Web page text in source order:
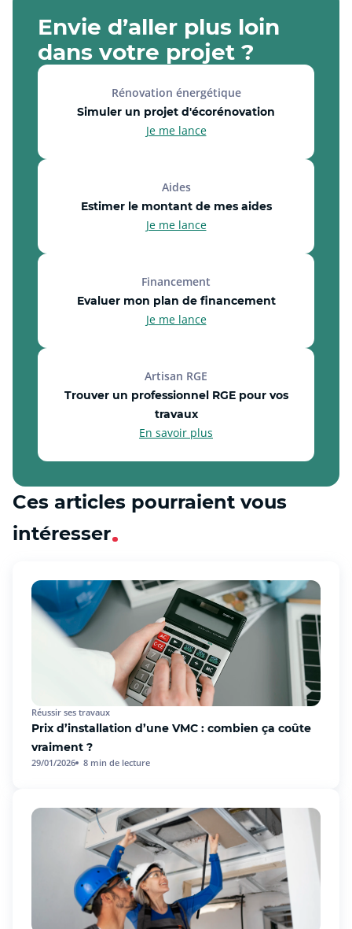
Envie d’aller plus loin
dans votre projet ?
Simuler un projet d'écorénovation
Rénovation énergétique
Je me lance
Estimer le montant de mes aides
Aides
Je me lance
Evaluer mon plan de financement
Financement
Je me lance
Trouver un professionnel RGE pour vos
travaux
Artisan RGE
En savoir plus
Ces articles pourraient vous
intéresser
Prix d’installation d’une VMC : combien ça coûte
vraiment ?
Réussir ses travaux
29/01/2026 8 min de lecture